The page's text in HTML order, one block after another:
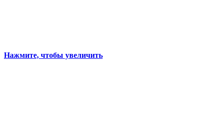
Нажмите, чтобы увеличить